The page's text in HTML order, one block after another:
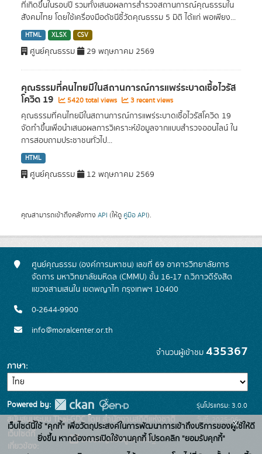
ที่เกิดขึ้นในรอบปี รวมทั้งเสนอผลการสำรวจสถานการณ์คุณธรรมใน
สังคมไทย โดยใช้เครื่องมือดัชนีชี้วัดคุณธรรม 5 มิติ ได้แก่ พอเพียง...
HTML XLSX CSV
ศูนย์คุณธรรม 29 พฤษภาคม 2569
คุณธรรมที่คนไทยมีในสถานการณ์การแพร่ระบาดเชื้อไวรัส
โควิด 19 5420 total views 3 recent views
คุณธรรมที่คนไทยมีในสถานการณ์การแพร่ระบาดเชื้อไวรัสโควิด 19
จัดทำขึ้นเพื่อนำเสนอผลการวิเคราะห์ข้อมูลจากแบบสำรวจออนไลน์ ใน
การสอบถามประชาชนทั่วไป...
HTML
ศูนย์คุณธรรม 12 พฤษภาคม 2569
คุณสามารถเข้าถึงคลังทาง API (ให้ดู คู่มือ API).
ศูนย์คุณธรรม (องค์การมหาชน) เลขที่ 69 อาคารวิทยาลัยการ
จัดการ มหาวิทยาลัยมหิดล (CMMU) ชั้น 16-17 ถ.วิภาวดีรังสิต
แขวงสามเสนใน เขตพญาไท กรุงเทพฯ 10400
0-2644-9900
info@moralcenter.or.th
จำนวนผู้เข้าชม 435367
ภาษา
Powered by:
สนับสนุนระบบ Thai-GDC โดย สำนักงานสถิติแห่งชาติ
เว็บไซต์ที่
เกี่ยวข้อง:
ระบบบัญชีข้อมูลภาครัฐ
รุ่นโปรแกรม: 3.0.0
วันที่: 2025-06-
26
เว็บไซต์นี้ใช้ "คุกกี้" เพื่อวัตถุประสงค์ในการพัฒนาการเข้าถึงบริการของผู้ใช้ให้ดี
ยิ่งขึ้น หากต้องการเปิดใช้งานคุกกี้ โปรดคลิก "ยอมรับคุกกี้"
x